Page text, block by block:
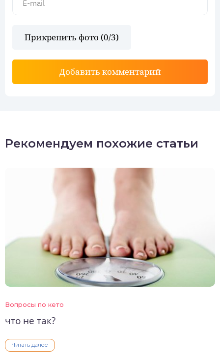
Прикрепить фото (0/3)
Добавить комментарий
Рекомендуем похожие статьи
Вопросы по кето
что не так?
Читать далее